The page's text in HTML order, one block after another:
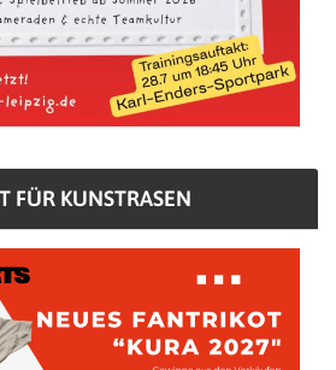
FÜR KUNSTRASEN